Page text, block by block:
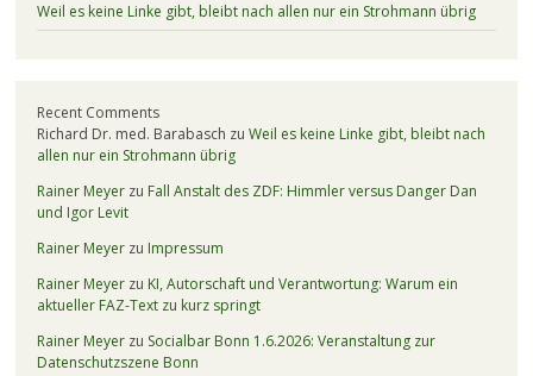
Weil es keine Linke gibt, bleibt nach allen nur ein Strohmann übrig
Recent Comments
Richard Dr. med. Barabasch zu Weil es keine Linke gibt, bleibt nach
allen nur ein Strohmann übrig
Rainer Meyerzu Fall Anstalt des ZDF: Himmler versus Danger Dan
und Igor Levit
Rainer Meyerzu Impressum
Rainer Meyerzu KI, Autorschaft und Verantwortung: Warum ein
aktueller FAZ-Text zu kurz springt
Rainer Meyerzu Socialbar Bonn 1.6.2026: Veranstaltung zur
Datenschutzszene Bonn